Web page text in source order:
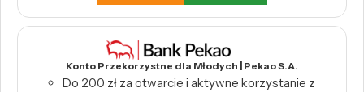
Konto Przekorzystne dla Młodych | Pekao S.A.
Do 200 zł za otwarcie i aktywne korzystanie z